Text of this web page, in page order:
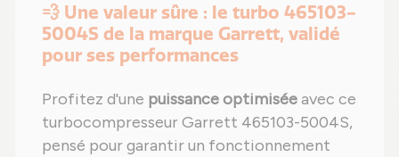
💨 Une valeur sûre : le turbo 465103-
5004S de la marque Garrett, validé
pour ses performances
Profitez d'une puissance optimiséeavec ce
turbocompresseur Garrett 465103-5004S,
pensé pour garantir un fonctionnement